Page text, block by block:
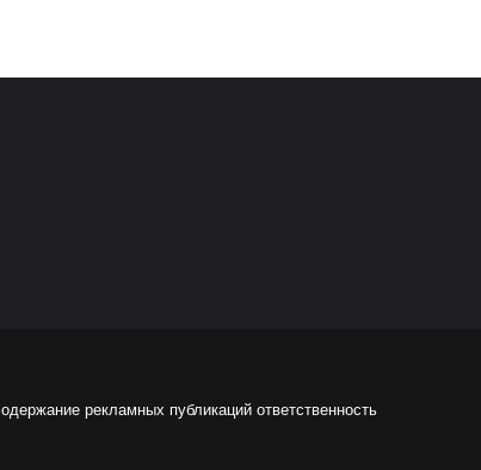
рекламных публикаций ответственность